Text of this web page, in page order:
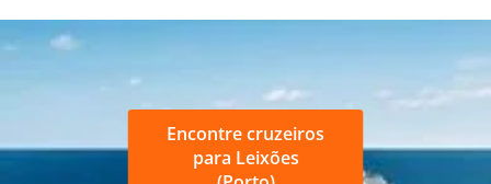
Encontre cruzeiros
para Leixões